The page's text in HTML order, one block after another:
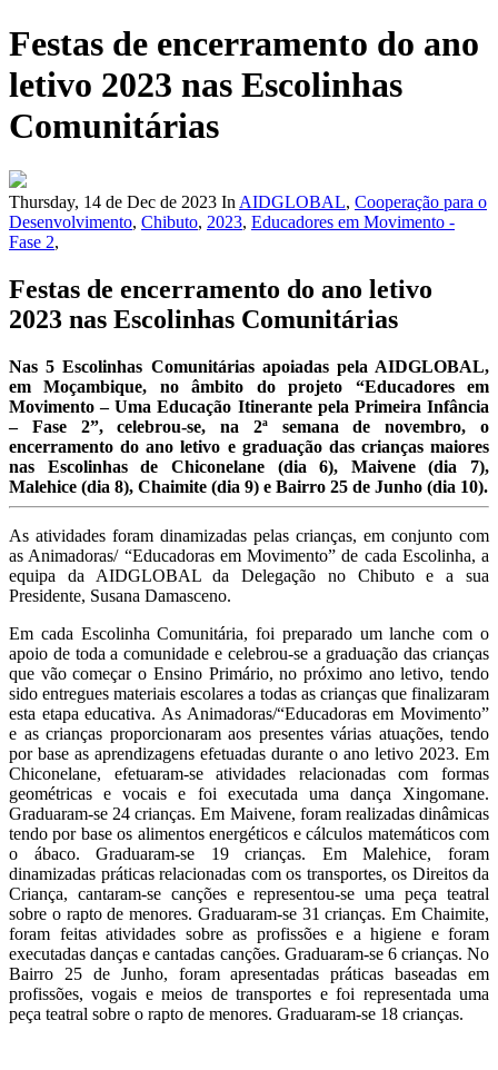
Festas de encerramento do ano
letivo 2023 nas Escolinhas
Comunitárias
Thursday, 14 de Dec de 2023 In AIDGLOBAL, Cooperação para o
Desenvolvimento, Chibuto, 2023, Educadores em Movimento -
Fase 2,
Festas de encerramento do ano letivo
2023 nas Escolinhas Comunitárias
Nas 5 Escolinhas Comunitárias apoiadas pela AIDGLOBAL,
em Moçambique, no âmbito do projeto “Educadores em
Movimento – Uma Educação Itinerante pela Primeira Infância
– Fase 2”, celebrou-se, na 2ª semana de novembro, o
encerramento do ano letivo e graduação das crianças maiores
nas Escolinhas de Chiconelane (dia 6), Maivene (dia 7),
Malehice (dia 8), Chaimite (dia 9) e Bairro 25 de Junho (dia 10).
As atividades foram dinamizadas pelas crianças, em conjunto com
as Animadoras/ “Educadoras em Movimento” de cada Escolinha, a
equipa da AIDGLOBAL da Delegação no Chibuto e a sua
Presidente, Susana Damasceno.
Em cada Escolinha Comunitária, foi preparado um lanche com o
apoio de toda a comunidade e celebrou-se a graduação das crianças
que vão começar o Ensino Primário, no próximo ano letivo, tendo
sido entregues materiais escolares a todas as crianças que finalizaram
esta etapa educativa. As Animadoras/“Educadoras em Movimento”
e as crianças proporcionaram aos presentes várias atuações, tendo
por base as aprendizagens efetuadas durante o ano letivo 2023. Em
Chiconelane, efetuaram-se atividades relacionadas com formas
geométricas e vocais e foi executada uma dança Xingomane.
Graduaram-se 24 crianças. Em Maivene, foram realizadas dinâmicas
tendo por base os alimentos energéticos e cálculos matemáticos com
o ábaco. Graduaram-se 19 crianças. Em Malehice, foram
dinamizadas práticas relacionadas com os transportes, os Direitos da
Criança, cantaram-se canções e representou-se uma peça teatral
sobre o rapto de menores. Graduaram-se 31 crianças. Em Chaimite,
foram feitas atividades sobre as profissões e a higiene e foram
executadas danças e cantadas canções. Graduaram-se 6 crianças. No
Bairro 25 de Junho, foram apresentadas práticas baseadas em
profissões, vogais e meios de transportes e foi representada uma
peça teatral sobre o rapto de menores. Graduaram-se 18 crianças.